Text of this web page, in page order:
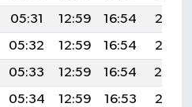
05:31 12:59 16:54
20:16
05:32 12:59 16:54
20:15
05:33 12:59 16:54
20:14
05:34 12:59 16:53
20:13